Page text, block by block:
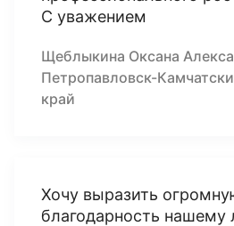
С уважением
Щеблыкина Оксана
Петропавловск-
край
Хочу выразить
благодарность